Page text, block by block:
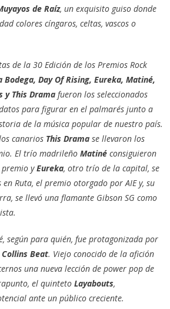
de Raíz, un exquisito guiso donde
colores cíngaros, celtas, vascos o
de la 30 Edición de los Premios Rock
Bodega, Day Of Rising, Eureka, Matiné,
y This Dramafueron los seleccionados
para figurar en el palmarés junto a
de la música popular de nuestro país.
canarios This Dramase llevaron los
El trío madrileño Matinéconsiguieron
premio yEureka, otro trío de la capital, se
Ruta, el premio otorgado por AIE y, su
se llevó una flamante Gibson SG como
según para quién, fue protagonizada por
Beat. Viejo conocido de la afición
una nueva lección de power pop de
el quinteto Layabouts,
ante un público creciente.